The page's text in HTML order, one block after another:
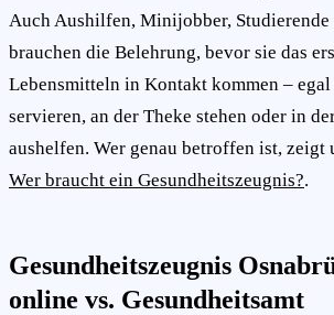
Auch Aushilfen, Minijobber, Studierende
brauchen die Belehrung, bevor sie das
Lebensmitteln in Kontakt kommen – egal
servieren, an der Theke stehen oder in
aushelfen. Wer genau betroffen ist, zeigt
Wer braucht ein Gesundheitszeugnis?.
Gesundheitszeugnis
online vs. Gesundheitsamt